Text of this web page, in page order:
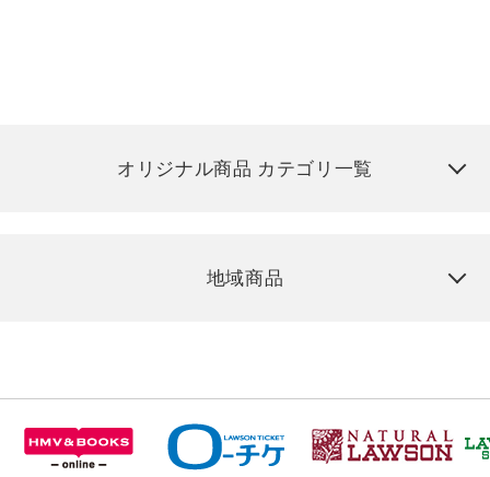
オリジナル商品 カテゴリ一覧
地域商品